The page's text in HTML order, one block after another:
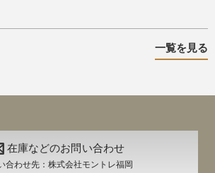
一覧を見る
在庫などのお問い合わせ
合わせ先：株式会社モントレ福岡